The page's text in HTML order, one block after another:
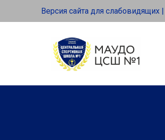
Версия сайта для слабовидящих |